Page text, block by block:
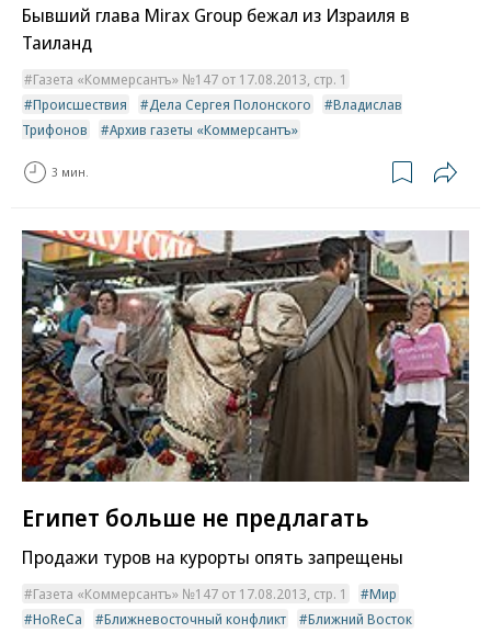
Бывший глава Mirax Group бежал из Израиля в
Таиланд
Газета «Коммерсантъ» №147 от 17.08.2013, стр. 1
Происшествия
Дела Сергея Полонского
Владислав
Трифонов
Архив газеты «Коммерсантъ»
3 мин.
Египет больше не предлагать
Продажи туров на курорты опять запрещены
Газета «Коммерсантъ» №147 от 17.08.2013, стр. 1
Мир
HoReCa
Ближневосточный конфликт
Ближний Восток